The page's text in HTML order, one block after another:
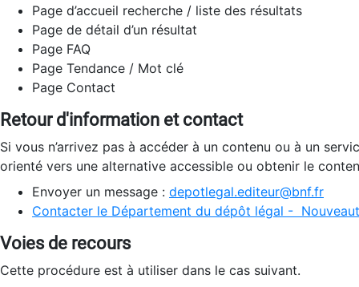
Page d’accueil recherche / liste des résultats
Page de détail d’un résultat
Page FAQ
Page Tendance / Mot clé
Page Contact
Retour d'information et contact
Si vous n’arrivez pas à accéder à un contenu ou à un
orienté vers une alternative accessible ou obtenir le
Envoyer un message : depotlegal.editeur@bnf.fr
Contacter le Département du dépôt légal -
Voies de recours
Cette procédure est à utiliser dans le cas suivant.